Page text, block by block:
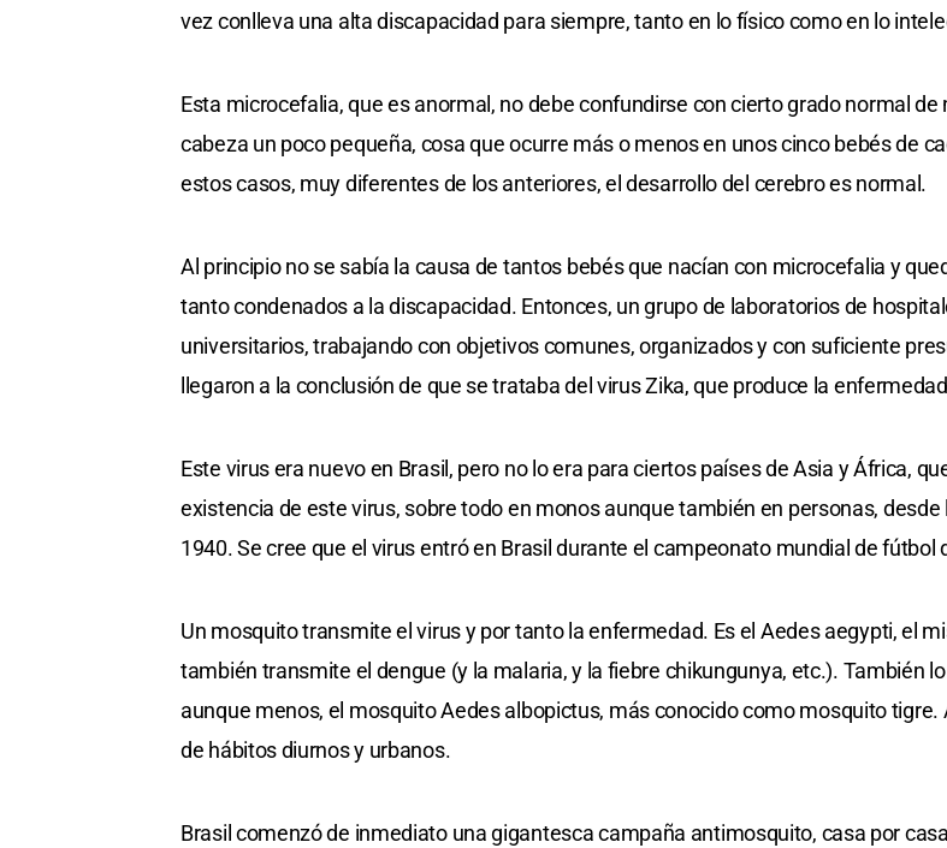
vez conlleva una alta discapacidad para siempre, tanto en lo físico como en lo
Esta microcefalia, que es anormal, no debe confundirse con cierto grado normal de
cabeza un poco pequeña, cosa que ocurre más o menos en unos cinco bebés de
estos casos, muy diferentes de los anteriores, el desarrollo del cerebro es normal.
Al principio no se sabía la causa de tantos bebés que nacían con microcefalia y
tanto condenados a la discapacidad. Entonces, un grupo de laboratorios de
universitarios, trabajando con objetivos comunes, organizados y con suficiente
llegaron a la conclusión de que se trataba del virus Zika, que produce la
Este virus era nuevo en Brasil, pero no lo era para ciertos países de Asia y África,
existencia de este virus, sobre todo en monos aunque también en personas, desde
1940. Se cree que el virus entró en Brasil durante el campeonato mundial de fútbol
Un mosquito transmite el virus y por tanto la enfermedad. Es el Aedes aegypti, el
también transmite el dengue (y la malaria, y la fiebre chikungunya, etc.). También
aunque menos, el mosquito Aedes albopictus, más conocido como mosquito tigre.
de hábitos diurnos y urbanos.
Brasil comenzó de inmediato una gigantesca campaña antimosquito, casa por